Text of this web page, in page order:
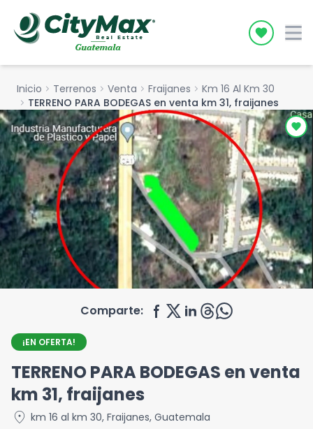
Icon
Inicio chevron_right Terrenos chevron_right Venta chevron_right Fraijanes chevron_right Km 16 Al Km 30
chevron_right TERRENO PARA BODEGAS en venta km 31, fraijanes
Comparte:
¡EN OFERTA!
TERRENO PARA BODEGAS en venta
km 31, fraijanes
location_on km 16 al km 30, Fraijanes, Guatemala